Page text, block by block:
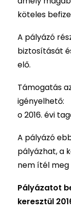
köteles
A pályázó
biztosítását
elő.
Támogatás
igényelhető:
o 2016. évi
A pályázó
pályázhat, a
nem ítél
Pályázatot
keresztül